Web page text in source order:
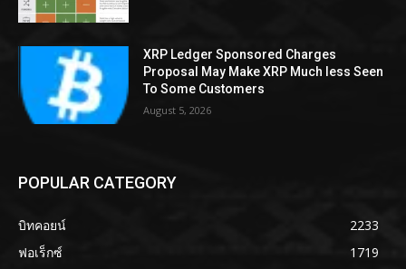
XRP Ledger Sponsored Charges
Proposal May Make XRP Much less Seen
To Some Customers
August 5, 2026
POPULAR CATEGORY
บิทคอยน์
2233
ฟอเร็กซ์
1719